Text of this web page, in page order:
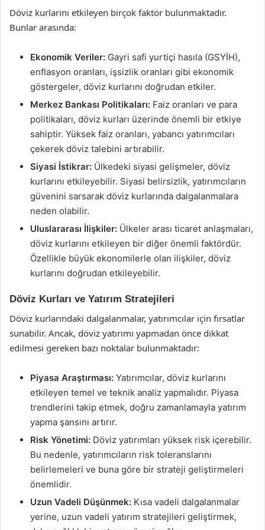
Döviz kurlarını etkileyen birçok faktör bulunmaktadır.
Bunlar arasında:
Ekonomik Veriler: Gayri safi yurtiçi hasıla (GSYİH),
enflasyon oranları, işsizlik oranları gibi ekonomik
göstergeler, döviz kurlarını doğrudan etkiler.
Merkez Bankası Politikaları: Faiz oranları ve para
politikaları, döviz kurları üzerinde önemli bir etkiye
sahiptir. Yüksek faiz oranları, yabancı yatırımcıları
çekerek döviz talebini artırabilir.
Siyasi İstikrar: Ülkedeki siyasi gelişmeler, döviz
kurlarını etkileyebilir. Siyasi belirsizlik, yatırımcıların
güvenini sarsarak döviz kurlarında dalgalanmalara
neden olabilir.
Uluslararası İlişkiler: Ülkeler arası ticaret anlaşmaları,
döviz kurlarını etkileyen bir diğer önemli faktördür.
Özellikle büyük ekonomilerle olan ilişkiler, döviz
kurlarını doğrudan etkileyebilir.
Döviz Kurları ve Yatırım Stratejileri
Döviz kurlarındaki dalgalanmalar, yatırımcılar için fırsatlar
sunabilir. Ancak, döviz yatırımı yapmadan önce dikkat
edilmesi gereken bazı noktalar bulunmaktadır:
Piyasa Araştırması: Yatırımcılar, döviz kurlarını
etkileyen temel ve teknik analiz yapmalıdır. Piyasa
trendlerini takip etmek, doğru zamanlamayla yatırım
yapma şansını artırır.
Risk Yönetimi: Döviz yatırımları yüksek risk içerebilir.
Bu nedenle, yatırımcıların risk toleranslarını
belirlemeleri ve buna göre bir strateji geliştirmeleri
önemlidir.
Uzun Vadeli Düşünmek: Kısa vadeli dalgalanmalar
yerine, uzun vadeli yatırım stratejileri geliştirmek,